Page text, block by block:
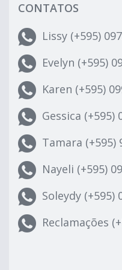
CONTATOS
Lissy (+595)
Evelyn (+595)
Karen (+595)
Gessica (+595)
Tamara (+595)
Nayeli (+595)
Soleydy (+595)
Reclamações